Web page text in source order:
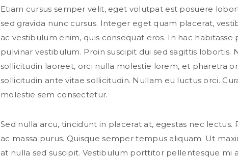
Etiam cursus semper velit, eget volutpat est posuere
sed gravida nunc cursus. Integer eget quam placerat,
ac vestibulum enim, quis consequat eros. In hac
pulvinar vestibulum. Proin suscipit dui sed sagittis lobortis.
sollicitudin laoreet, orci nulla molestie lorem, et pharetra
sollicitudin ante vitae sollicitudin. Nullam eu luctus orci.
molestie sem consectetur.
Sed nulla arcu, tincidunt in placerat at, egestas nec lectus.
ac massa purus. Quisque semper tempus aliquam. Ut
at nulla sed suscipit. Vestibulum porttitor pellentesque mi